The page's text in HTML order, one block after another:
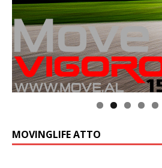
MOVINGLIFE ATTO